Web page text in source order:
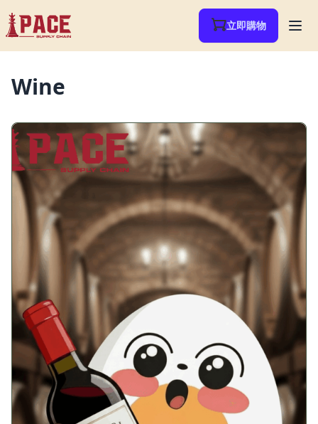
立即購物
Wine